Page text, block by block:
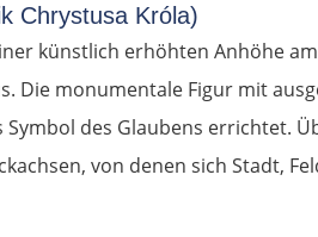
Chrystusa Króla)
künstlich erhöhten Anhöhe
Die monumentale Figur mit
des Glaubens errichtet.
von denen sich Stadt,